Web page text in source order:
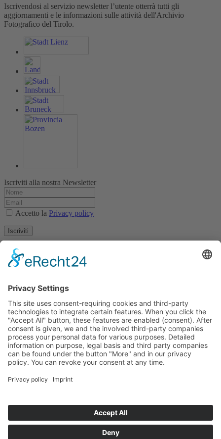
Iscrivendosi al servizio newsletter l’utente otterrà tutti gli
aggiornamenti e le informazioni sulle attività dell'Archivio
Fotografico del Tirolo.
Iscriviti alla nostra Newsletter
Accetto la Privacy policy
Iscriviti
Data privacy
Condizioni generali di contratto
Archivio Tirolese per la documentazione e l'arte
fotografica
Piazza Egger-Lienz 2 (Ufficio), Piazza Principale 7 (Indirizzo
Postale), A-9900 Lienz, Austria | Tel.:+43 (0) 4852-98238
Piazza Municipio 1, I-39031 Brunico, Italia | Tel.: +39 0474 545
400
Questo indirizzo email è protetto dagli spambots. È necessario
abilitare JavaScript per vederlo.